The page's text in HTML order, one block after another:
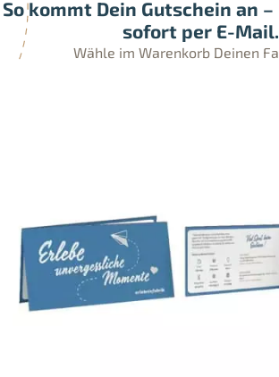
So kommt Dein Gutschein an
sofort per E-Mail.
Wähle im Warenkorb Deinen